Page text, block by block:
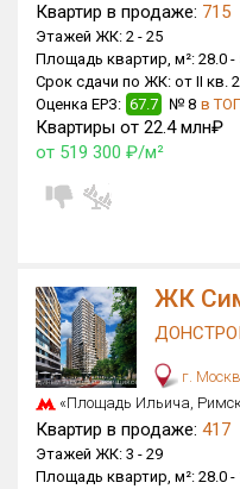
Общая площадь, м²
от
Срок сдачи
от I кв. 2030
Вид объекта
Только новые
Оценка ЕРЗ ЖК
от
Квартир в продаже: 715
Этажей ЖК: 2 - 25
Площадь квартир, м²: 28.0 -
Срок сдачи по ЖК: от II кв.
Оценка ЕРЗ: 67.7 № 8 в
Квартиры от 22.4 млн₽
от 519 300 ₽/м²
ЖК
г.
«Площадь Ильича,
Квартир в продаже: 417
Этажей ЖК: 3 - 29
Площадь квартир, м²: 28.0 -